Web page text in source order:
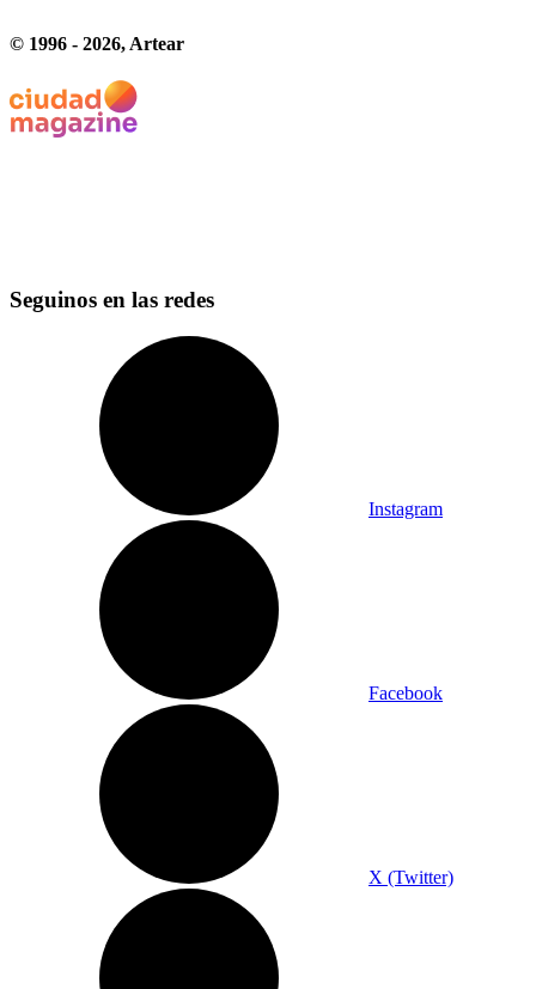
© 1996 - 2026, Artear
Seguinos en las redes
Instagram
Facebook
X (Twitter)